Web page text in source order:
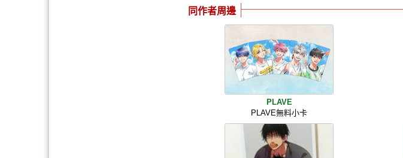
同作者周邊
PLAVE
PLAVE無料小卡